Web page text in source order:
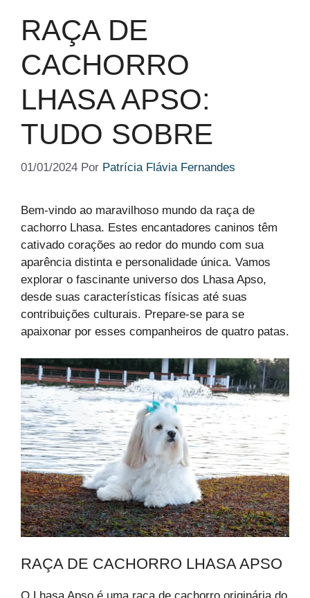
RAÇA DE
CACHORRO
LHASA APSO:
TUDO SOBRE
01/01/2024 Por Patrícia Flávia Fernandes
Bem-vindo ao maravilhoso mundo da raça de
cachorro Lhasa. Estes encantadores caninos têm
cativado corações ao redor do mundo com sua
aparência distinta e personalidade única. Vamos
explorar o fascinante universo dos Lhasa Apso,
desde suas características físicas até suas
contribuições culturais. Prepare-se para se
apaixonar por esses companheiros de quatro patas.
RAÇA DE CACHORRO LHASA APSO